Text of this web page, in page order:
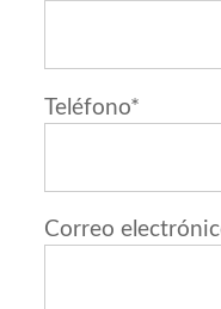
Teléfono*
Correo